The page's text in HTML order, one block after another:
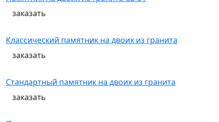
заказать
Классический памятник на двоих из гранита
заказать
Стандартный памятник на двоих из гранита
заказать